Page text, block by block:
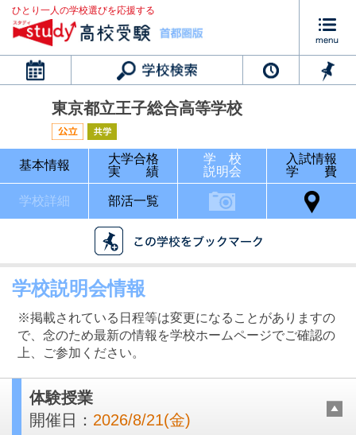
ひとり一人の学校選びを応援する
カレンダー
東京都立王子総合高等学校
基本情報
大学合格
実 績
学 校
説明会
入試情報
学 費
学校詳細 部活一覧
学校説明会情報
※掲載されている日程等は変更になることがありますの
で、念のため最新の情報を学校ホームページでご確認の
上、ご参加ください。
体験授業
開催日： 2026/8/21(金)